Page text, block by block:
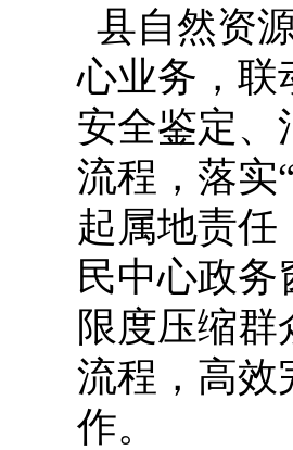
县自然资
心业务，联
安全鉴定、
流程，落实
起属地责任
民中心政
限度压缩
流程，高效
作。